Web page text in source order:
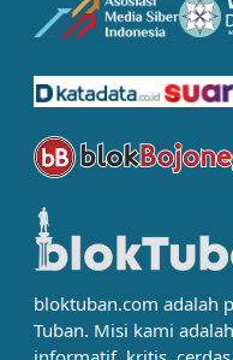
bloktuban.com adalah
Tuban. Misi kami